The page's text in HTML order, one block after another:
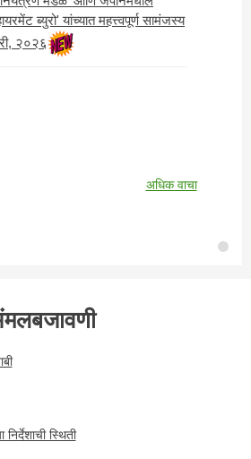
ब्युरो' यांच्यात महत्त्वपूर्ण सामंजस्य
२०२६
अधिक वाचा
स्थिती